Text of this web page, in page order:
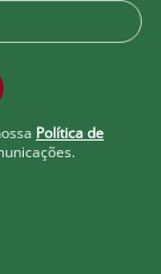
Política de